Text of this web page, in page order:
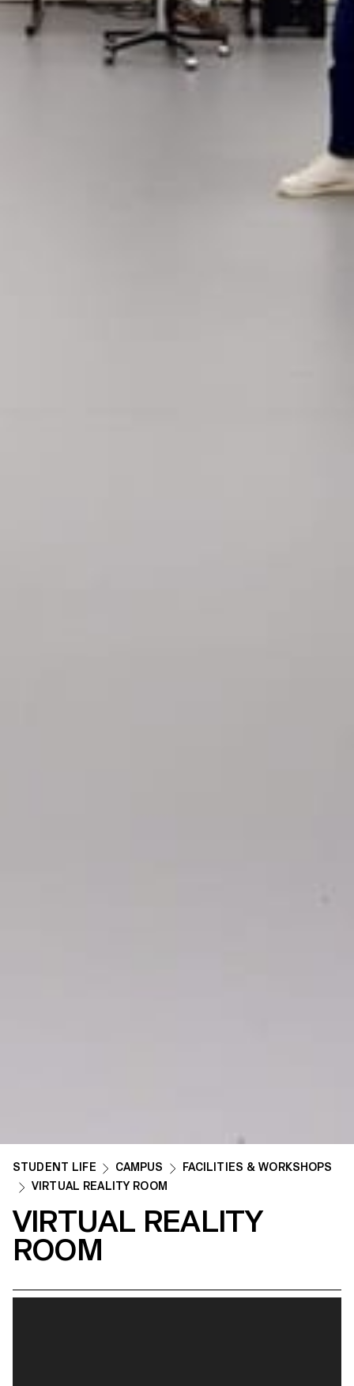
STUDENT LIFE CAMPUS
FACILITIES & WORKSHOPS
VIRTUAL REALITY ROOM
VIRTUAL REALITY
ROOM